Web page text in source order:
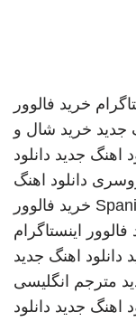
خرید فالوور
جدید خرید شال و
اهنگ جدید دانلود
دانلود اهنگ
خرید فالوور
فالوور اینستاگرام
دانلود اهنگ جدید
مترجم انگلیسی
اهنگ جدید دانلود